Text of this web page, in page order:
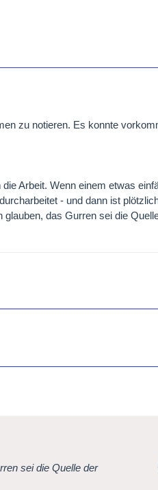
zu notieren. Es konnte
Arbeit. Wenn einem etwas
- und dann ist
das Gurren sei die
sei die Quelle der